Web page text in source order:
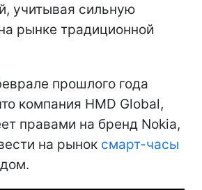
учитывая сильную
рынке традиционной
прошлого года
компания HMD Global,
правами на бренд Nokia,
на рынок смарт-часы